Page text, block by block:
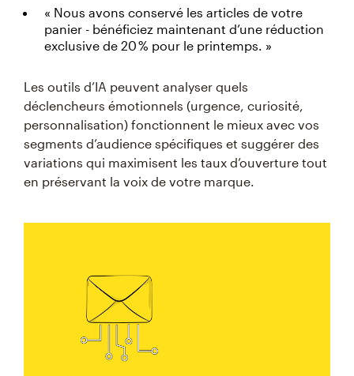
« Nous avons conservé les articles de votre
panier - bénéficiez maintenant d’une réduction
exclusive de 20 % pour le printemps. »
Les outils d’IA peuvent analyser quels
déclencheurs émotionnels (urgence, curiosité,
personnalisation) fonctionnent le mieux avec vos
segments d’audience spécifiques et suggérer des
variations qui maximisent les taux d’ouverture tout
en préservant la voix de votre marque.